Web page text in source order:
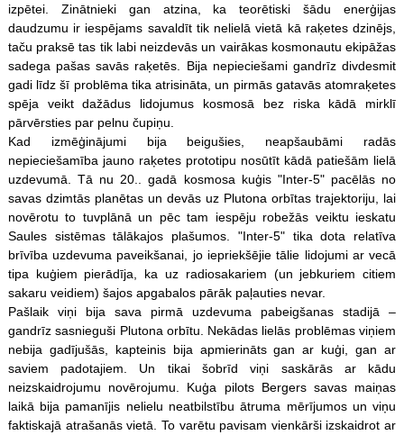
izpētei. Zinātnieki gan atzina, ka teorētiski šādu enerģijas
daudzumu ir iespējams savaldīt tik nelielā vietā kā raķetes dzinējs,
taču praksē tas tik labi neizdevās un vairākas kosmonautu ekipāžas
sadega pašas savās raķetēs. Bija nepieciešami gandrīz divdesmit
gadi līdz šī problēma tika atrisināta, un pirmās gatavās atomraķetes
spēja veikt dažādus lidojumus kosmosā bez riska kādā mirklī
pārvērsties par pelnu čupiņu.
Kad izmēģinājumi bija beigušies, neapšaubāmi radās
nepieciešamība jauno raķetes prototipu nosūtīt kādā patiešām lielā
uzdevumā. Tā nu 20.. gadā kosmosa kuģis "Inter-5" pacēlās no
savas dzimtās planētas un devās uz Plutona orbītas trajektoriju, lai
novērotu to tuvplānā un pēc tam iespēju robežās veiktu ieskatu
Saules sistēmas tālākajos plašumos. "Inter-5" tika dota relatīva
brīvība uzdevuma paveikšanai, jo iepriekšējie tālie lidojumi ar vecā
tipa kuģiem pierādīja, ka uz radiosakariem (un jebkuriem citiem
sakaru veidiem) šajos apgabalos pārāk paļauties nevar.
Pašlaik viņi bija sava pirmā uzdevuma pabeigšanas stadijā –
gandrīz sasnieguši Plutona orbītu. Nekādas lielās problēmas viņiem
nebija gadījušās, kapteinis bija apmierināts gan ar kuģi, gan ar
saviem padotajiem. Un tikai šobrīd viņi saskārās ar kādu
neizskaidrojumu novērojumu. Kuģa pilots Bergers savas maiņas
laikā bija pamanījis nelielu neatbilstību ātruma mērījumos un viņu
faktiskajā atrašanās vietā. To varētu pavisam vienkārši izskaidrot ar